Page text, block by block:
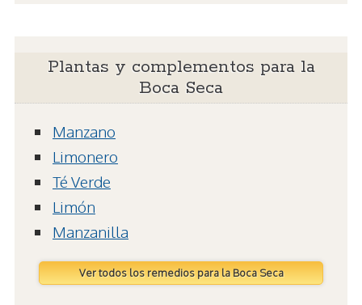
Plantas y complementos para la
Boca Seca
Manzano
Limonero
Té Verde
Limón
Manzanilla
Ver todos los remedios para la Boca Seca